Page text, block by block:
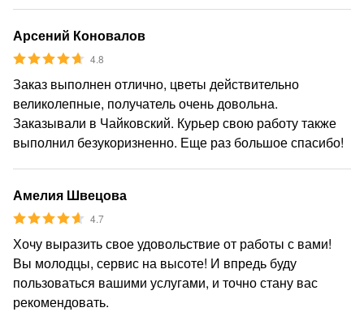
Арсений Коновалов
4.8
Заказ выполнен отлично, цветы действительно
великолепные, получатель очень довольна.
Заказывали в Чайковский. Курьер свою работу также
выполнил безукоризненно. Еще раз большое спасибо!
Амелия Швецова
4.7
Хочу выразить свое удовольствие от работы с вами!
Вы молодцы, сервис на высоте! И впредь буду
пользоваться вашими услугами, и точно стану вас
рекомендовать.